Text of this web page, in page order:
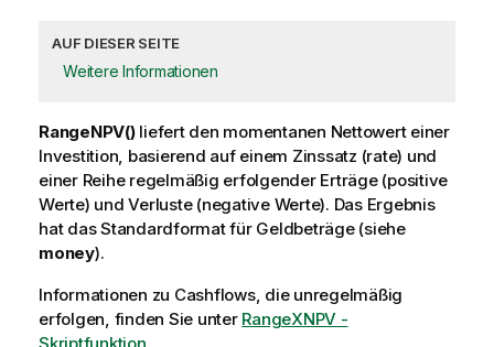
AUF DIESER SEITE
Weitere Informationen
RangeNPV()liefert den momentanen Nettowert einer
Investition, basierend auf einem Zinssatz (rate) und
einer Reihe regelmäßig erfolgender Erträge (positive
Werte) und Verluste (negative Werte). Das Ergebnis
hat das Standardformat für Geldbeträge (siehe
money).
Informationen zu Cashflows, die unregelmäßig
erfolgen, finden Sie unter RangeXNPV -